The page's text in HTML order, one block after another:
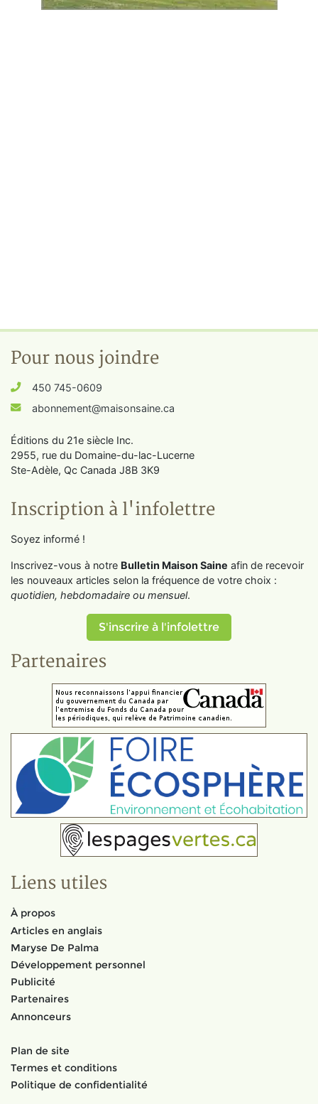
Pour nous joindre
450 745-0609
abonnement@maisonsaine.ca
Éditions du 21e siècle Inc.
2955, rue du Domaine-du-lac-Lucerne
Ste-Adèle, Qc Canada J8B 3K9
Inscription à l'infolettre
Soyez informé !
Inscrivez-vous à notre Bulletin Maison Saine afin de recevoir
les nouveaux articles selon la fréquence de votre choix :
quotidien, hebdomadaire ou mensuel.
S'inscrire à l'infolettre
Partenaires
Liens utiles
À propos
Articles en anglais
Maryse De Palma
Développement personnel
Publicité
Partenaires
Annonceurs
Plan de site
Termes et conditions
Politique de confidentialité